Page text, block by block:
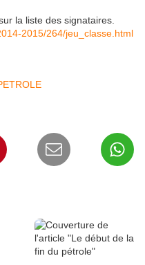
la liste des signataires.
2015/264/jeu_classe.html